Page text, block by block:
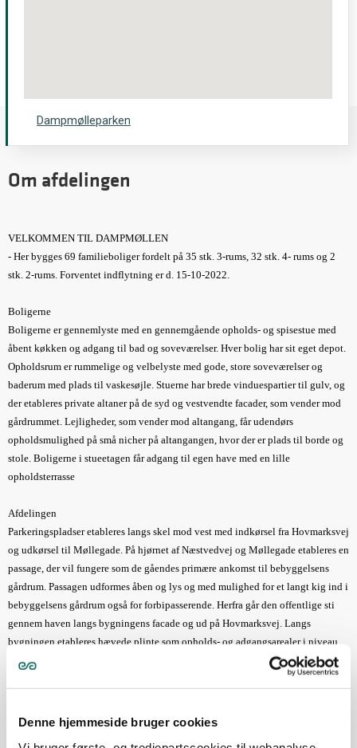
Denne hjemmeside bruger cookies
Dampmølleparken
Om afdelingen
VELKOMMEN TIL DAMPMØLLEN
- Her bygges 69 familieboliger fordelt på 35 stk. 3-rums, 32 stk. 4- rums og 2
stk. 2-rums. Forventet indflytning er d. 15-10-2022.
Boligerne
Boligerne er gennemlyste med en gennemgående opholds- og spisestue med
åbent køkken og adgang til bad og soveværelser. Hver bolig har sit eget depot.
Opholdsrum er rummelige og velbelyste med gode, store soveværelser og
baderum med plads til vaskesøjle. Stuerne har brede vinduespartier til gulv, og
der etableres private altaner på de syd og vestvendte facader, som vender mod
gårdrummet. Lejligheder, som vender mod altangang, får udendørs
opholdsmulighed på små nicher på altangangen, hvor der er plads til borde og
stole. Boligerne i stueetagen får adgang til egen have med en lille
opholdsterrasse
Afdelingen
Parkeringspladser etableres langs skel mod vest med indkørsel fra Hovmarksvej
og udkørsel til Møllegade. På hjørnet af Næstvedvej og Møllegade etableres en
passage, der vil fungere som de gåendes primære ankomst til bebyggelsens
gårdrum. Passagen udformes åben og lys og med mulighed for et langt kig ind i
bebyggelsens gårdrum også for forbipasserende. Herfra går den offentlige sti
gennem haven langs bygningens facade og ud på Hovmarksvej. Langs
bygningen etableres hævede plinte som opholds- og adgangsarealer i niveau
med bygningsafsnittenes stueplan for niveaufri adgang til trapperum og til
terrasser. Der etableres ramper fra terræn til plintene for at sikre niveaufri
Der plantes bøgehæk som afgrænsning mod skel. Mellem p-arealerne og de